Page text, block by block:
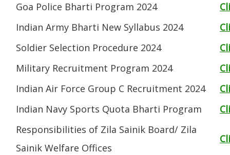
Goa Police Bharti Program 2024
Indian Army Bharti New Syllabus 2024
Soldier Selection Procedure 2024
Military Recruitment Program 2024
Indian Air Force Group C Recruitment 2024
Indian Navy Sports Quota Bharti Program
Responsibilities of Zila Sainik Board/ Zila
Sainik Welfare Offices